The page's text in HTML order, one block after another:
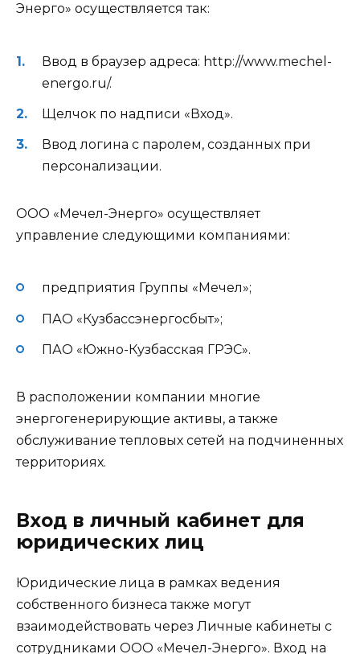
Энерго» осуществляется так:
Ввод в браузер адреса: http://www.mechel-
energo.ru/.
Щелчок по надписи «Вход».
Ввод логина с паролем, созданных при
персонализации.
ООО «Мечел-Энерго» осуществляет
управление следующими компаниями:
предприятия Группы «Мечел»;
ПАО «Кузбассэнергосбыт»;
ПАО «Южно-Кузбасская ГРЭС».
В расположении компании многие
энергогенерирующие активы, а также
обслуживание тепловых сетей на подчиненных
территориях.
Вход в личный кабинет для
юридических лиц
Юридические лица в рамках ведения
собственного бизнеса также могут
взаимодействовать через Личные кабинеты с
сотрудниками ООО «Мечел-Энерго». Вход на